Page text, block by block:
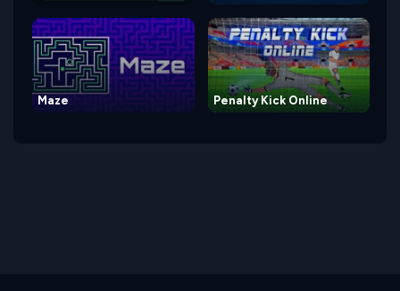
Maze Penalty Kick Online